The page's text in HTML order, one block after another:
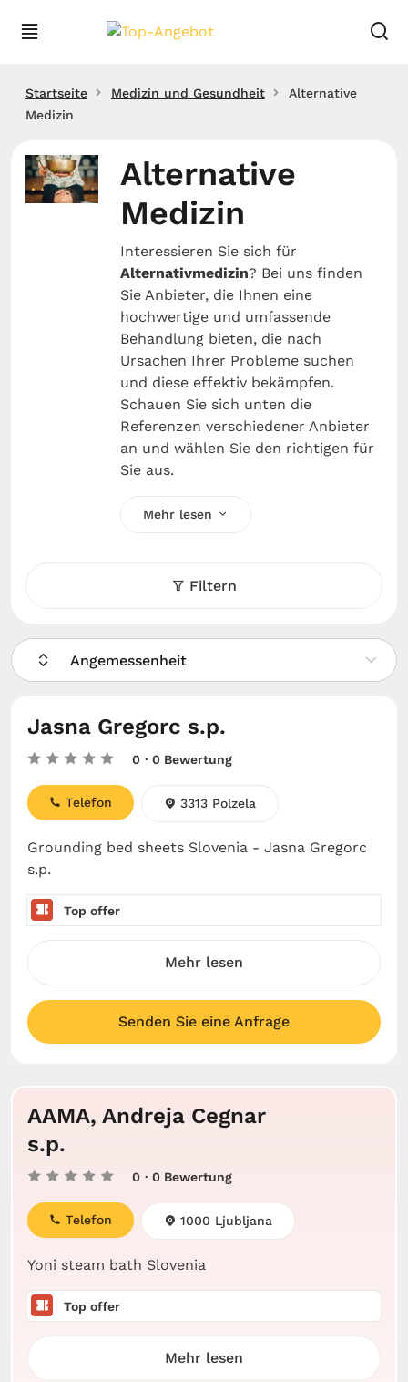
Startseite Medizin und Gesundheit
Alternative
Medizin
Alternative
Medizin
Interessieren Sie sich für
Alternativmedizin? Bei uns finden
Sie Anbieter, die Ihnen eine
hochwertige und umfassende
Behandlung bieten, die nach
Ursachen Ihrer Probleme suchen
und diese effektiv bekämpfen.
Schauen Sie sich unten die
Referenzen verschiedener Anbieter
an und wählen Sie den richtigen für
Sie aus.
Mehr lesen
Filtern
Angemessenheit
Jasna Gregorc s.p.
0 · 0 Bewertung
Grounding bed sheets Slovenia - Jasna Gregorc
s.p.
Telefon 3313 Polzela
Top offer
Mehr lesen
Senden Sie eine Anfrage
AAMA, Andreja Cegnar
s.p.
0 · 0 Bewertung
Yoni steam bath Slovenia
Telefon 1000 Ljubljana
Top offer
Mehr lesen